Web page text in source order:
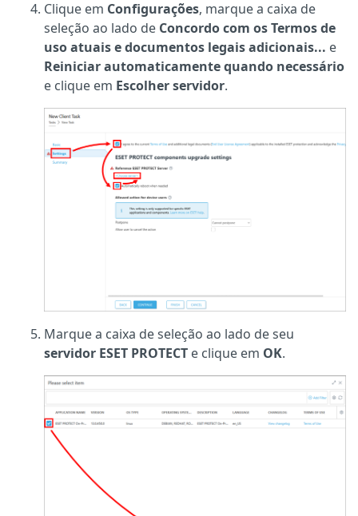
Clique em Configurações, marque a caixa de
seleção ao lado de Concordo com os Termos de
uso atuais e documentos legais adicionais... e
Reiniciar automaticamente quando necessário
e clique em Escolher servidor.
Marque a caixa de seleção ao lado de seu
servidor ESET PROTECT e clique em OK.